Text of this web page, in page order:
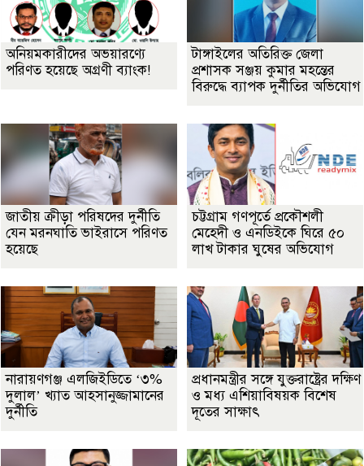
অনিয়মকারীদের অভয়ারণ্যে
পরিণত হয়েছে অগ্রণী ব্যাংক!
টাঙ্গাইলের অতিরিক্ত জেলা
প্রশাসক সঞ্জয় কুমার মহন্তের
বিরুদ্ধে ব্যাপক দুর্নীতির অভিযোগ
জাতীয় ক্রীড়া পরিষদের দুর্নীতি
যেন মরনঘাতি ভাইরাসে পরিণত
হয়েছে
চট্টগ্রাম গণপূর্তে প্রকৌশলী
মেহেদী ও এনডিইকে ঘিরে ৫০
লাখ টাকার ঘুষের অভিযোগ
নারায়ণগঞ্জ এলজিইডিতে ‘৩%
দুলাল’ খ্যাত আহসানুজ্জামানের
দুর্নীতি
প্রধানমন্ত্রীর সঙ্গে যুক্তরাষ্ট্রের দক্ষিণ
ও মধ্য এশিয়াবিষয়ক বিশেষ
দূতের সাক্ষাৎ